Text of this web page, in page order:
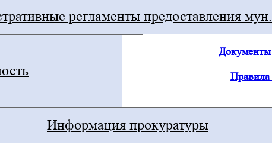
регламенты предоставления
Документы
Правила
Информация прокуратуры